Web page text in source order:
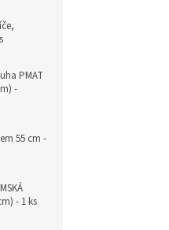
PMAT
-
55 cm -
- 1 ks